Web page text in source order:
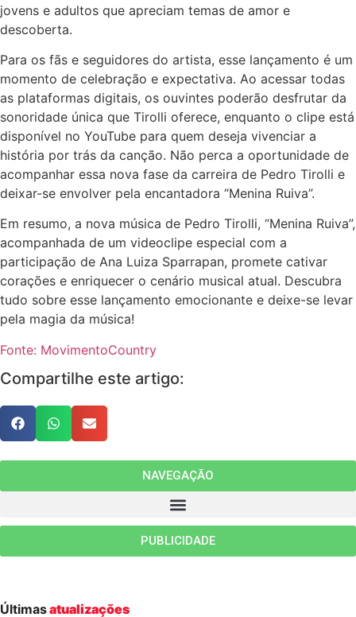
jovens e adultos que apreciam temas de amor e
descoberta.
Para os fãs e seguidores do artista, esse lançamento é um
momento de celebração e expectativa. Ao acessar todas
as plataformas digitais, os ouvintes poderão desfrutar da
sonoridade única que Tirolli oferece, enquanto o clipe está
disponível no YouTube para quem deseja vivenciar a
história por trás da canção. Não perca a oportunidade de
acompanhar essa nova fase da carreira de Pedro Tirolli e
deixar-se envolver pela encantadora “Menina Ruiva”.
Em resumo, a nova música de Pedro Tirolli, “Menina Ruiva”,
acompanhada de um videoclipe especial com a
participação de Ana Luiza Sparrapan, promete cativar
corações e enriquecer o cenário musical atual. Descubra
tudo sobre esse lançamento emocionante e deixe-se levar
pela magia da música!
Fonte: MovimentoCountry
Compartilhe este artigo:
NAVEGAÇÃO
PUBLICIDADE
Últimasatualizações